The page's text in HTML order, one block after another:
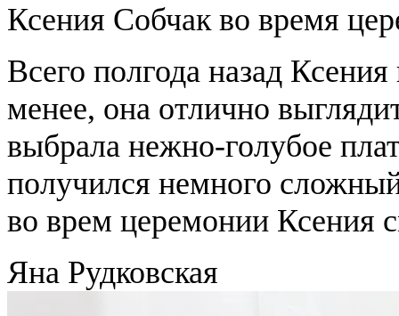
Ксения Собчак во время
Всего полгода назад
менее, она отлично
выбрала нежно-голубое
получился немного
во врем церемонии Ксения
Яна Рудковская